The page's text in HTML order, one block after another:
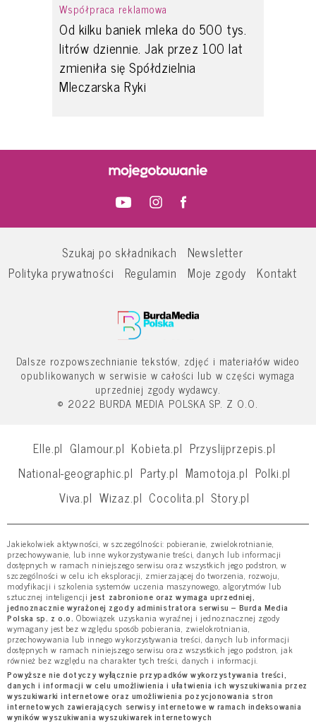
Współpraca reklamowa
Od kilku baniek mleka do 500 tys.
litrów dziennie. Jak przez 100 lat
zmieniła się Spółdzielnia
Mleczarska Ryki
Szukaj po składnikach
Newsletter
Polityka prywatności
Regulamin Moje zgody Kontakt
Dalsze rozpowszechnianie tekstów, zdjęć i materiałów wideo
opublikowanych w serwisie w całości lub w części wymaga
uprzedniej zgody wydawcy.
© 2022 BURDA MEDIA POLSKA SP. Z O.O.
Elle.pl Glamour.pl Kobieta.pl Przyslijprzepis.pl
National-geographic.pl Party.pl Mamotoja.pl Polki.pl
Viva.pl Wizaz.pl Cocolita.pl Story.pl
Jakiekolwiek aktywności, w szczególności: pobieranie, zwielokrotnianie,
przechowywanie, lub inne wykorzystywanie treści, danych lub informacji
dostępnych w ramach niniejszego serwisu oraz wszystkich jego podstron, w
szczególności w celu ich eksploracji, zmierzającej do tworzenia, rozwoju,
modyfikacji i szkolenia systemów uczenia maszynowego, algorytmów lub
sztucznej inteligencji jest zabronione oraz wymaga uprzedniej,
jednoznacznie wyrażonej zgody administratora serwisu – Burda Media
Polska sp. z o.o. Obowiązek uzyskania wyraźnej i jednoznacznej zgody
wymagany jest bez względu sposób pobierania, zwielokrotniania,
przechowywania lub innego wykorzystywania treści, danych lub informacji
dostępnych w ramach niniejszego serwisu oraz wszystkich jego podstron, jak
również bez względu na charakter tych treści, danych i informacji.
Powyższe nie dotyczy wyłącznie przypadków wykorzystywania treści,
danych i informacji w celu umożliwienia i ułatwienia ich wyszukiwania przez
wyszukiwarki internetowe oraz umożliwienia pozycjonowania stron
internetowych zawierających serwisy internetowe w ramach indeksowania
wyników wyszukiwania wyszukiwarek internetowych